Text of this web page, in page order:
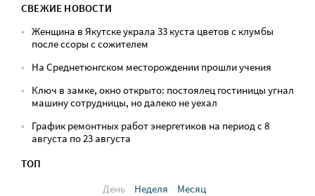
СВЕЖИЕ НОВОСТИ
Женщина в Якутске украла 33 куста цветов с клумбы
после ссоры с сожителем
На Среднетюнгском месторождении прошли учения
Ключ в замке, окно открыто: постоялец гостиницы угнал
машину сотрудницы, но далеко не уехал
График ремонтных работ энергетиков на период с 8
августа по 23 августа
ТОП
День
Неделя Месяц